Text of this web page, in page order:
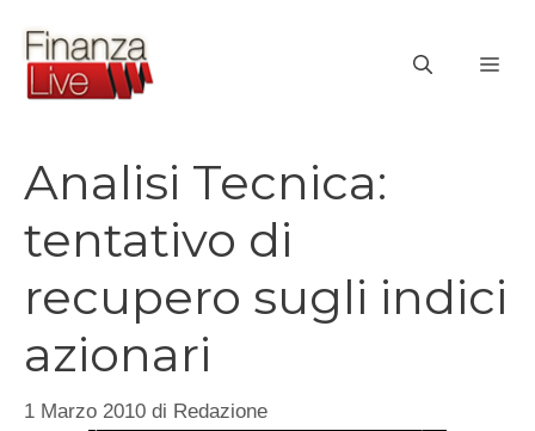
contenuto
Analisi Tecnica:
tentativo di
recupero sugli indici
azionari
1 Marzo 2010 di Redazione